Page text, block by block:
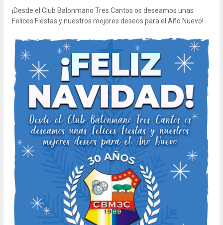
¡Desde el Club Balonmano Tres Cantos os deseamos unas
Felices Fiestas y nuestros mejores deseos para el Año Nuevo!